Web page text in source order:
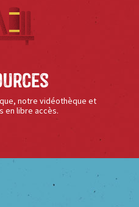
notre vidéothèque et
en libre accès.